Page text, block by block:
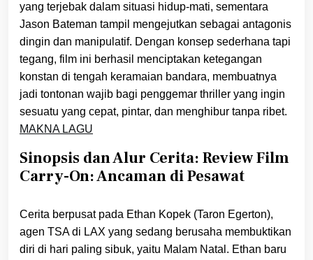
yang terjebak dalam situasi hidup-mati, sementara
Jason Bateman tampil mengejutkan sebagai antagonis
dingin dan manipulatif. Dengan konsep sederhana tapi
tegang, film ini berhasil menciptakan ketegangan
konstan di tengah keramaian bandara, membuatnya
jadi tontonan wajib bagi penggemar thriller yang ingin
sesuatu yang cepat, pintar, dan menghibur tanpa ribet.
MAKNA LAGU
Sinopsis dan Alur Cerita: Review Film
Carry-On: Ancaman di Pesawat
Cerita berpusat pada Ethan Kopek (Taron Egerton),
agen TSA di LAX yang sedang berusaha membuktikan
diri di hari paling sibuk, yaitu Malam Natal. Ethan baru